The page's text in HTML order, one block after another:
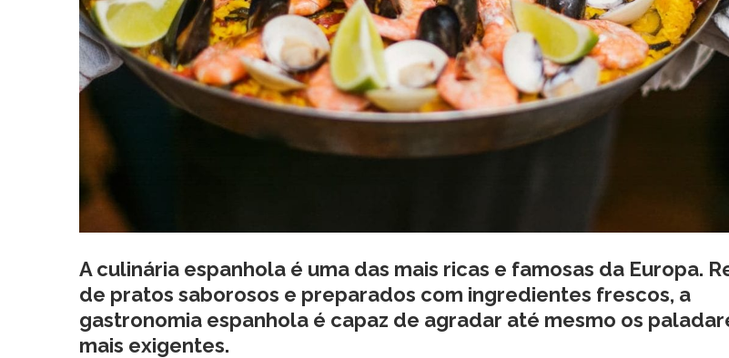
A culinária espanhola é uma das mais ricas e famosas da Europa.
de pratos saborosos e preparados com ingredientes frescos, a
gastronomia espanhola é capaz de agradar até mesmo os
mais exigentes.